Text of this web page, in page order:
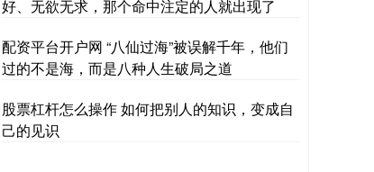
好、无欲无求，那个命中注定的人就出现了
配资平台开户网 “八仙过海”被误解千年，他们
过的不是海，而是八种人生破局之道
股票杠杆怎么操作 如何把别人的知识，变成自
己的见识